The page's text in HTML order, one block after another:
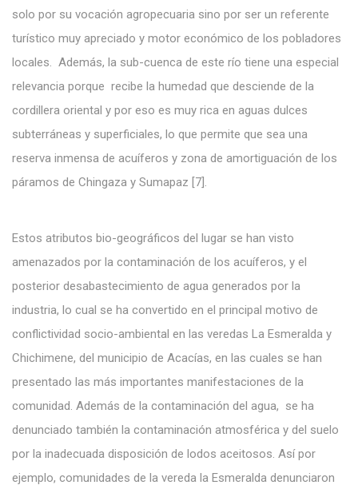
solo por su vocación agropecuaria sino por ser un referente
turístico muy apreciado y motor económico de los pobladores
locales. Además, la sub-cuenca de este río tiene una especial
relevancia porque recibe la humedad que desciende de la
cordillera oriental y por eso es muy rica en aguas dulces
subterráneas y superficiales, lo que permite que sea una
reserva inmensa de acuíferos y zona de amortiguación de los
páramos de Chingaza y Sumapaz [7].
Estos atributos bio-geográficos del lugar se han visto
amenazados por la contaminación de los acuíferos, y el
posterior desabastecimiento de agua generados por la
industria, lo cual se ha convertido en el principal motivo de
conflictividad socio-ambiental en las veredas La Esmeralda y
Chichimene, del municipio de Acacías, en las cuales se han
presentado las más importantes manifestaciones de la
comunidad. Además de la contaminación del agua, se ha
denunciado también la contaminación atmosférica y del suelo
por la inadecuada disposición de lodos aceitosos. Así por
ejemplo, comunidades de la vereda la Esmeralda denunciaron